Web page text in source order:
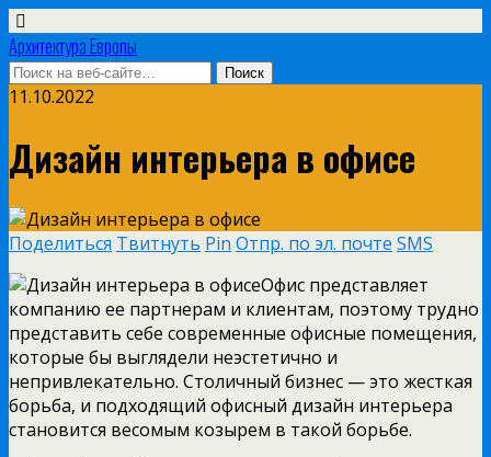
Архитектура Европы
11.10.2022
Дизайн интерьера в офисе
Поделиться Твитнуть Pin Отпр. по эл. почте SMS
Офис представляет
компанию ее партнерам и клиентам, поэтому трудно
представить себе современные офисные помещения,
которые бы выглядели неэстетично и
непривлекательно. Столичный бизнес — это жесткая
борьба, и подходящий офисный дизайн интерьера
становится весомым козырем в такой борьбе.